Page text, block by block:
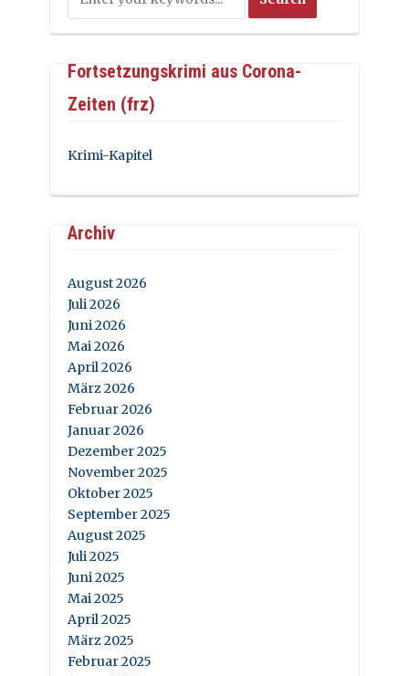
Fortsetzungskrimi aus Corona-
Zeiten (frz)
Krimi-Kapitel
Archiv
August 2026
Juli 2026
Juni 2026
Mai 2026
April 2026
März 2026
Februar 2026
Januar 2026
Dezember 2025
November 2025
Oktober 2025
September 2025
August 2025
Juli 2025
Juni 2025
Mai 2025
April 2025
März 2025
Februar 2025